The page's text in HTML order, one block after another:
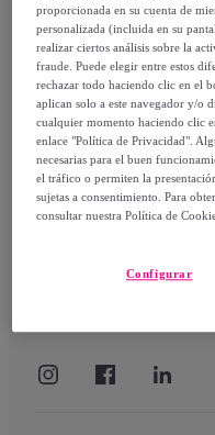
Regístrate y accede
para
proporcionada en su cuenta de
personalizada (incluida en su
realizar ciertos análisis sobre la
fraude. Puede elegir entre estos
rechazar todo haciendo clic en el
aplican solo a este navegador y/o
cualquier momento haciendo clic
enlace "Política de Privacidad".
necesarias para el buen
el tráfico o permiten la
sujetas a consentimiento. Para
consultar nuestra Política de
Configurar